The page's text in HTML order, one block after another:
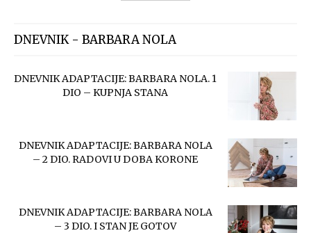
DNEVNIK - BARBARA NOLA
DNEVNIK ADAPTACIJE: BARBARA NOLA. 1
DIO – KUPNJA STANA
DNEVNIK ADAPTACIJE: BARBARA NOLA
– 2 DIO. RADOVI U DOBA KORONE
DNEVNIK ADAPTACIJE: BARBARA NOLA
– 3 DIO. I STAN JE GOTOV